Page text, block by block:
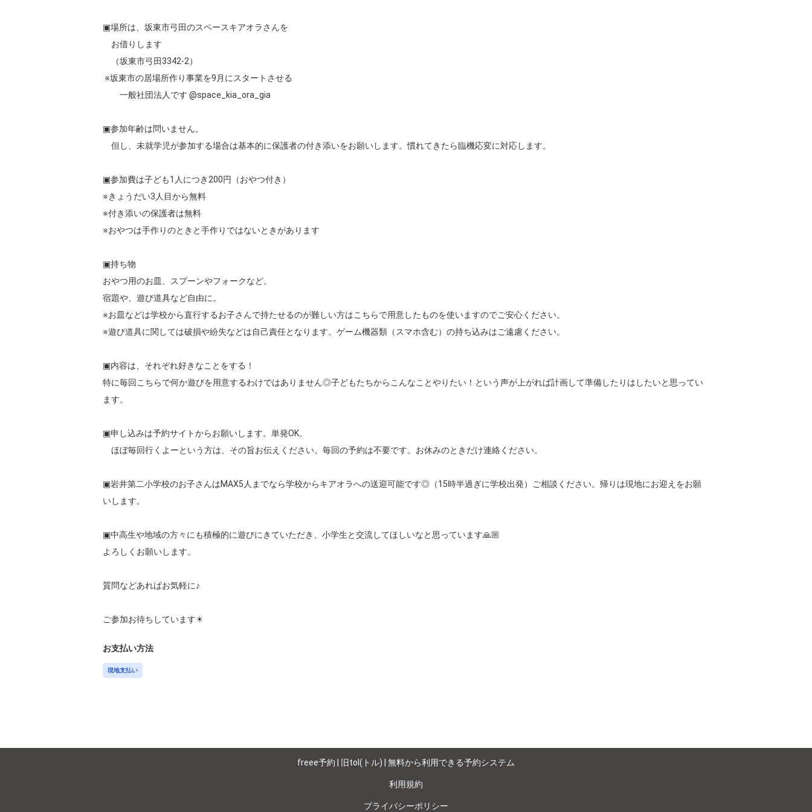
▣場所は、坂東市弓田のスペースキアオラさんを
お借りします
（坂東市弓田3342-2）
一般社団法人です @space_kia_ora_gia
▣参加年齢は問いません。
但し、未就学児が参加する場合は基本的に保護者の付き添いをお願いします。慣れてきたら臨機応変に対応します。
▣参加費は子ども1人につき200円（おやつ付き）
※きょうだい3人目から無料
※付き添いの保護者は無料
※おやつは手作りのときと手作りではないときがあります
▣持ち物
おやつ用のお皿、スプーンやフォークなど。
宿題や、遊び道具など自由に。
※お皿などは学校から直行するお子さんで持たせるのが難しい方はこちらで用意したものを使いますのでご安心ください。
※遊び道具に関しては破損や紛失などは自己責任となります。ゲーム機器類（スマホ含む）の持ち込みはご遠慮ください。
▣内容は、それぞれ好きなことをする！
特に毎回こちらで何か遊びを用意するわけではありません◎子どもたちからこんなことやりたい！という声が上がれば計画して準備したりはしたいと思ってい
ます。
▣申し込みは予約サイトからお願いします。単発OK。
ほぼ毎回行くよーという方は、その旨お伝えください。毎回の予約は不要です。お休みのときだけ連絡ください。
▣岩井第二小学校のお子さんはMAX5人までなら学校からキアオラへの送迎可能です◎（15時半過ぎに学校出発）ご相談ください。帰りは現地にお迎えをお願
いします。
▣中高生や地域の方々にも積極的に遊びにきていただき、小学生と交流してほしいなと思っています🙏🏼
よろしくお願いします。
質問などあればお気軽に♪
ご参加お待ちしています☀︎
お支払い方法
現地支払い
freee予約 | 旧tol(トル) | 無料から利用できる予約システム
利用規約
プライバシーポリシー